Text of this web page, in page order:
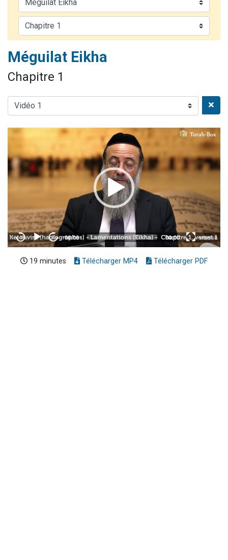
30 personnes viennent de faire un don pour Sauvez la jambe de Yohan
Il reste 49 places pour étudier en groupe sur Zoom
12 nouvelles musiques dans Torah-Box Music
Méguilat Eikha
Chapitre 1
19 minutes Télécharger MP4 Télécharger PDF